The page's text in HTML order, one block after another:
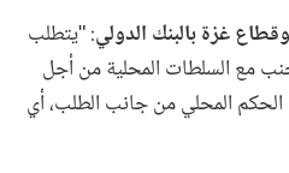
غزة بالبنك الدولي: "يتطلب
مع السلطات المحلية من أجل
الحكم المحلي من جانب الطلب، أي